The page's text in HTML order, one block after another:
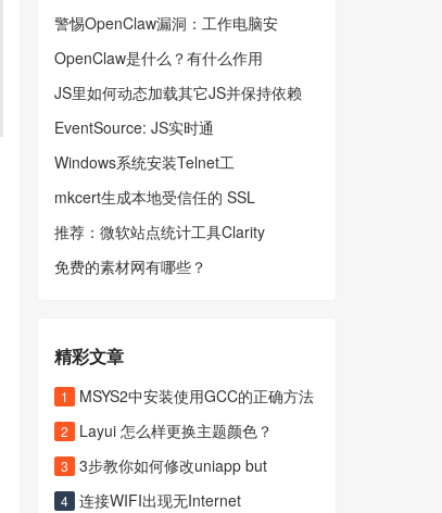
警惕OpenClaw漏洞：工作电脑安
OpenClaw是什么？有什么作用
JS里如何动态加载其它JS并保持依赖
EventSource: JS实时通
Windows系统安装Telnet工
mkcert生成本地受信任的 SSL
推荐：微软站点统计工具Clarity
免费的素材网有哪些？
精彩文章
1 MSYS2中安装使用GCC的正确方法
2 Layui 怎么样更换主题颜色？
3 3步教你如何修改uniapp but
4 连接WIFI出现无Internet